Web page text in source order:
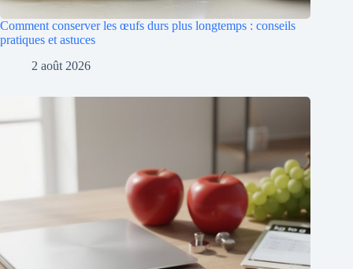
Comment conserver les œufs durs plus longtemps : conseils
pratiques et astuces
2 août 2026